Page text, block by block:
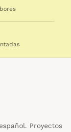
Proyectos